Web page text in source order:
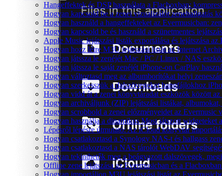
Hangeffektek és DSP használata a Flacboxban:
Hogyan kapcsold be a zenei vizualizálót zenehallgatás
Hogyan használd a hangeffekteket az Evermusicban:
Hogyan kapcsold be és használd a szünetmentes
Apple Music lejátszási listák exportálása és lejátszása
Hogyan hozz létre M3U lejátszási listát az Internet
Hogyan játssza le zenéjét Mac / PC / Linux / NAS
Hogyan játssza le saját zenéjét iPhone-on CarPlay
Hogyan változtasd meg az albumborítókat helyi
Hogyan szerkesszük a dalszövegeket hangfájlokhoz
Hogyan vidd át a zenei könyvtáradat eszközök között
Hogyan archiváljunk (ZIP) lejátszási listákat,
Hogyan scrobbold a zenei előzményeidet az Evermusic
Hogyan használja a dinamikus Most játszott widgeteket
Lépésről lépésre útmutató: Az iCloud könyvtár
Hogyan csatlakoztasd a Synology NAS-t és hallgass
Hogyan csatlakoztasd a NAS tárolót WebDAV
Hogyan tekinthetők meg a beágyazott dalszövegek,
Offline zene lejátszása az Evermusicban és a
Hogyan importáljon M3U lejátszási listát az